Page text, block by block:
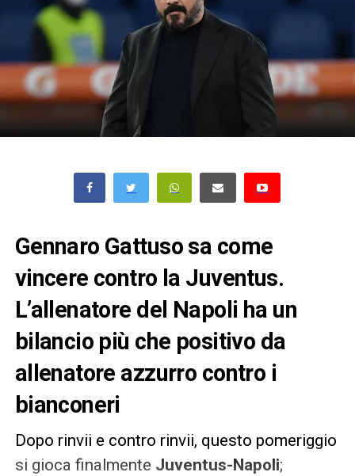
Gennaro Gattuso sa come
vincere contro la Juventus.
L’allenatore del Napoli ha un
bilancio più che positivo da
allenatore azzurro contro i
bianconeri
Dopo rinvii e contro rinvii, questo pomeriggio
si gioca finalmente Juventus-Napoli;